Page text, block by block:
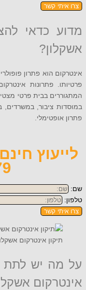
קשר
כדאי
הוא פתרון פופולרי
פתרונות אינטרקום
בבית פרטי מצטיידים
ציבור, במשרדים, בבתי
קשר
אינטרקום אשקלון
יש לתת את
אשקלון?